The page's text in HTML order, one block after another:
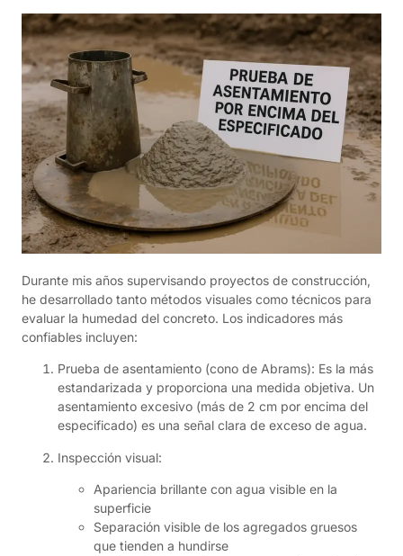
Durante mis años supervisando proyectos de construcción,
he desarrollado tanto métodos visuales como técnicos para
evaluar la humedad del concreto. Los indicadores más
confiables incluyen:
Prueba de asentamiento (cono de Abrams): Es la más
estandarizada y proporciona una medida objetiva. Un
asentamiento excesivo (más de 2 cm por encima del
especificado) es una señal clara de exceso de agua.
Inspección visual:
Apariencia brillante con agua visible en la
superficie
Separación visible de los agregados gruesos
que tienden a hundirse